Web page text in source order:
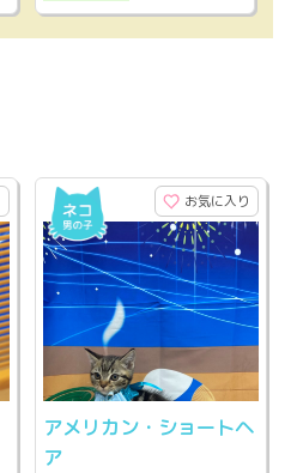
お気に入り
アメリカン・ショートヘ
ア